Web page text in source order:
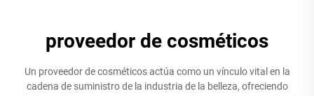
proveedor de cosméticos
Un proveedor de cosméticos actúa como un vínculo vital en la
cadena de suministro de la industria de la belleza, ofreciendo